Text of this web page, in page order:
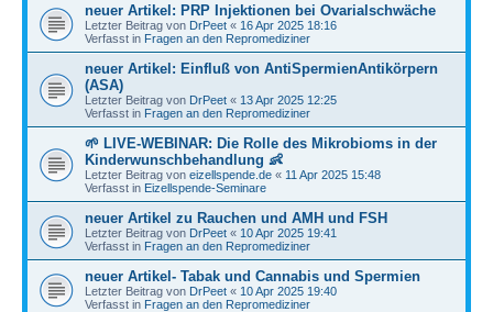
neuer Artikel: PRP Injektionen bei Ovarialschwäche
Letzter Beitrag von DrPeet « 16 Apr 2025 18:16
Verfasst in Fragen an den Repromediziner
neuer Artikel: Einfluß von AntiSpermienAntikörpern
(ASA)
Letzter Beitrag von DrPeet « 13 Apr 2025 12:25
Verfasst in Fragen an den Repromediziner
🌱 LIVE-WEBINAR: Die Rolle des Mikrobioms in der
Kinderwunschbehandlung 👶
Letzter Beitrag von eizellspende.de « 11 Apr 2025 15:48
Verfasst in Eizellspende-Seminare
neuer Artikel zu Rauchen und AMH und FSH
Letzter Beitrag von DrPeet « 10 Apr 2025 19:41
Verfasst in Fragen an den Repromediziner
neuer Artikel- Tabak und Cannabis und Spermien
Letzter Beitrag von DrPeet « 10 Apr 2025 19:40
Verfasst in Fragen an den Repromediziner